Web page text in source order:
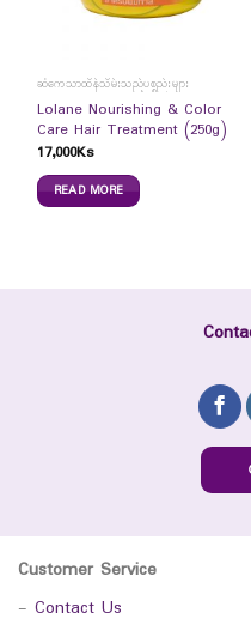
ဆံကေသာထိန်သိမ်းသည့်ပစ္စည်းများ
Lolane Nourishing & Color
Care Hair Treatment (250g)
17,000Ks
READ MORE
Customer Service
- Contact Us